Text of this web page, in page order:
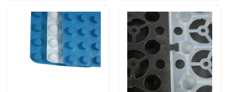
Kontakt
Referenzen